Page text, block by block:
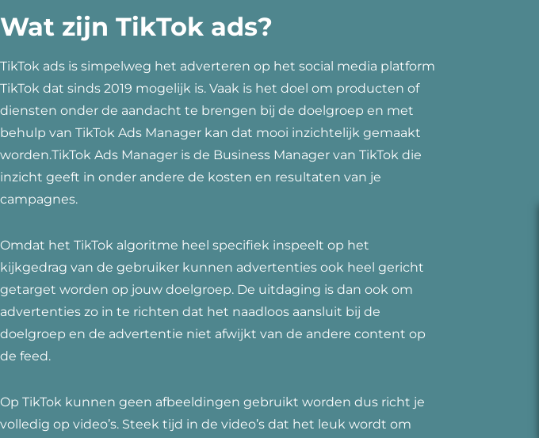
Wat zijn TikTok ads?
TikTok ads is simpelweg het adverteren op het social media platform
TikTok dat sinds 2019 mogelijk is. Vaak is het doel om producten of
diensten onder de aandacht te brengen bij de doelgroep en met
behulp van TikTok Ads Manager kan dat mooi inzichtelijk gemaakt
worden.TikTok Ads Manager is de Business Manager van TikTok die
inzicht geeft in onder andere de kosten en resultaten van je
campagnes.
Omdat het TikTok algoritme heel specifiek inspeelt op het
kijkgedrag van de gebruiker kunnen advertenties ook heel gericht
getarget worden op jouw doelgroep. De uitdaging is dan ook om
advertenties zo in te richten dat het naadloos aansluit bij de
doelgroep en de advertentie niet afwijkt van de andere content op
de feed.
Op TikTok kunnen geen afbeeldingen gebruikt worden dus richt je
volledig op video’s. Steek tijd in de video’s dat het leuk wordt om